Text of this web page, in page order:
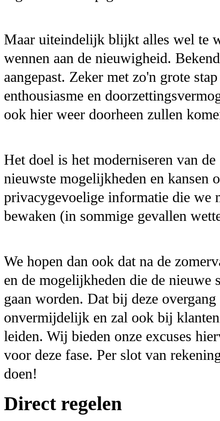
Maar uiteindelijk blijkt alles wel te
wennen aan de nieuwigheid.
aangepast. Zeker met zo'n grote
enthousiasme en
ook hier weer doorheen zullen
Het doel is het moderniseren van
nieuwste mogelijkheden en kansen
privacygevoelige informatie die we
bewaken (in sommige gevallen
We hopen dan ook dat na de
en de mogelijkheden die de nieuwe
gaan worden. Dat bij deze
onvermijdelijk en zal ook bij
leiden. Wij bieden onze excuses
voor deze fase. Per slot van
doen!
Direct regelen